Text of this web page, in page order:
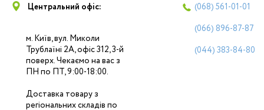
Центральний офіс:
м. Київ, вул. Миколи
Трублаїні 2А, офіс 312, 3-й
поверх. Чекаємо на вас з
ПН по ПТ, 9:00-18:00.
Доставка товару з
регіональних складів по
(068) 561-01-01
(066) 896-87-87
(044) 383-84-80